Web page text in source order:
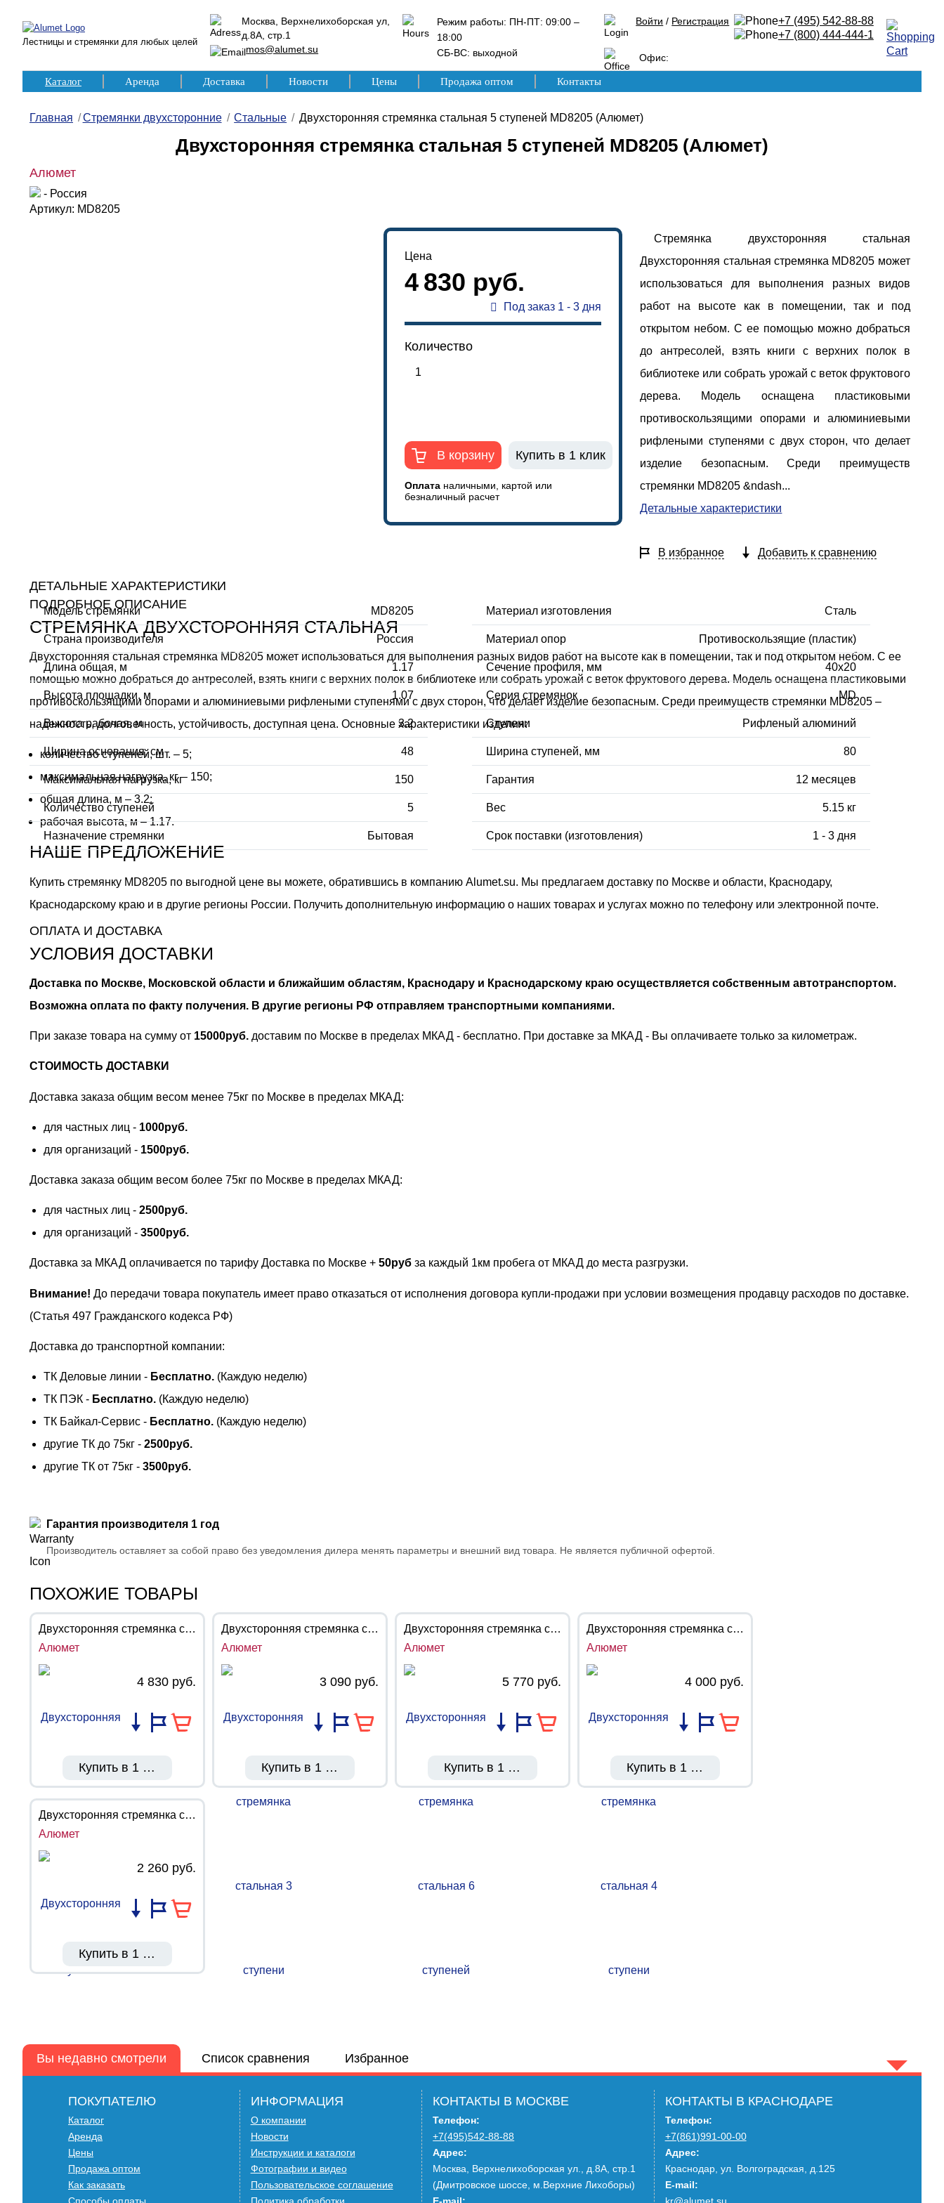
Лестницы и стремянки для любых целей
Москва, Верхнелихоборская ул,
д.8А, стр.1
mos@alumet.su
Режим работы: ПН-ПТ: 09:00 –
18:00
СБ-ВС: выходной
Войти / Регистрация
Офис:
+7 (495) 542-88-88
+7 (800) 444-444-1
Каталог Аренда Доставка Новости Цены Продажа оптом Контакты
Главная Стремянки двухсторонние Стальные Двухсторонняя стремянка стальная 5 ступеней MD8205 (Алюмет)
Двухсторонняя стремянка стальная 5 ступеней MD8205 (Алюмет)
Алюмет
- Россия
Артикул: MD8205
Цена
4 830 руб.
Под заказ 1 - 3 дня
Количество
В корзину Купить в 1 клик
Оплата наличными, картой или
безналичный расчет
Стремянка двухсторонняя стальная
Двухсторонняя стальная стремянка MD8205 может
использоваться для выполнения разных видов
работ на высоте как в помещении, так и под
открытом небом. С ее помощью можно добраться
до антресолей, взять книги с верхних полок в
библиотеке или собрать урожай с веток фруктового
дерева. Модель оснащена пластиковыми
противоскользящими опорами и алюминиевыми
рифлеными ступенями с двух сторон, что делает
изделие безопасным. Среди преимуществ
стремянки MD8205 &ndash...
Детальные характеристики
В избранное Добавить к сравнению
ДЕТАЛЬНЫЕ ХАРАКТЕРИСТИКИ
Модель стремянки MD8205
Страна производителя Россия
Длина общая, м 1.17
Высота площадки, м 1.07
Высота рабочая, м 3.2
Ширина основания, см 48
Максимальная нагрузка, кг 150
Количество ступеней 5
Назначение стремянки Бытовая
Материал изготовления Сталь
Материал опор Противоскользящие (пластик)
Сечение профиля, мм 40x20
Серия стремянок MD
Ступени Рифленый алюминий
Ширина ступеней, мм 80
Гарантия 12 месяцев
Вес 5.15 кг
Срок поставки (изготовления) 1 - 3 дня
ПОДРОБНОЕ ОПИСАНИЕ
СТРЕМЯНКА ДВУХСТОРОННЯЯ СТАЛЬНАЯ
Двухсторонняя стальная стремянка MD8205 может использоваться для выполнения разных видов работ на высоте как в помещении, так и под открытом небом. С ее
помощью можно добраться до антресолей, взять книги с верхних полок в библиотеке или собрать урожай с веток фруктового дерева. Модель оснащена пластиковыми
противоскользящими опорами и алюминиевыми рифлеными ступенями с двух сторон, что делает изделие безопасным. Среди преимуществ стремянки MD8205 –
надежность, долговечность, устойчивость, доступная цена. Основные характеристики изделия:
количество ступеней, шт. – 5;
максимальная нагрузка, кг – 150;
общая длина, м – 3.2;
рабочая высота, м – 1.17.
НАШЕ ПРЕДЛОЖЕНИЕ
Купить стремянку MD8205 по выгодной цене вы можете, обратившись в компанию Alumet.su. Мы предлагаем доставку по Москве и области, Краснодару,
Краснодарскому краю и в другие регионы России. Получить дополнительную информацию о наших товарах и услугах можно по телефону или электронной почте.
ОПЛАТА И ДОСТАВКА
УСЛОВИЯ ДОСТАВКИ
Доставка по Москве, Московской области и ближайшим областям, Краснодару и Краснодарскому краю осуществляется собственным автотранспортом.
Возможна оплата по факту получения. В другие регионы РФ отправляем транспортными компаниями.
При заказе товара на сумму от 15000руб. доставим по Москве в пределах МКАД - бесплатно. При доставке за МКАД - Вы оплачиваете только за километраж.
СТОИМОСТЬ ДОСТАВКИ
Доставка заказа общим весом менее 75кг по Москве в пределах МКАД:
для частных лиц - 1000руб.
для организаций - 1500руб.
Доставка заказа общим весом более 75кг по Москве в пределах МКАД:
для частных лиц - 2500руб.
для организаций - 3500руб.
Доставка за МКАД оплачивается по тарифу Доставка по Москве + 50руб за каждый 1км пробега от МКАД до места разгрузки.
Внимание! До передачи товара покупатель имеет право отказаться от исполнения договора купли-продажи при условии возмещения продавцу расходов по доставке.
(Статья 497 Гражданского кодекса РФ)
Доставка до транспортной компании:
ТК Деловые линии - Бесплатно. (Каждую неделю)
ТК ПЭК - Бесплатно. (Каждую неделю)
ТК Байкал-Сервис - Бесплатно. (Каждую неделю)
другие ТК до 75кг - 2500руб.
другие ТК от 75кг - 3500руб.
Гарантия производителя 1 год
Производитель оставляет за собой право без уведомления дилера менять параметры и внешний вид товара. Не является публичной офертой.
ПОХОЖИЕ ТОВАРЫ
Двухсторонняя стремянка стальная 5 ступеней MD8205 (Алюмет)
Алюмет
4 830 руб.
Купить в 1 клик
Двухсторонняя стремянка стальная 3 ступени MD8203 (Алюмет)
Алюмет
3 090 руб.
Купить в 1 клик
Двухсторонняя стремянка стальная 6 ступеней MD8206 (Алюмет)
Алюмет
5 770 руб.
Купить в 1 клик
Двухсторонняя стремянка стальная 4 ступени MD8204 (Алюмет)
Алюмет
4 000 руб.
Купить в 1 клик
Двухсторонняя стремянка стальная 2 ступени MD8202 (Алюмет)
Алюмет
2 260 руб.
Купить в 1 клик
Вы недавно смотрели Список сравнения Избранное
Двухсторонняя стремянка стальная 5 ступеней MD8205 (Алюмет)
Алюмет
ПОКУПАТЕЛЮ
Каталог
Аренда
Цены
Продажа оптом
Как заказать
ИНФОРМАЦИЯ
О компании
Новости
Инструкции и каталоги
Фотографии и видео
Пользовательское соглашение
КОНТАКТЫ В МОСКВЕ
Телефон:
+7(495)542-88-88
Адрес:
Москва, Верхнелихоборская ул., д.8А, стр.1
(Дмитровское шоссе, м.Верхние Лихоборы)
КОНТАКТЫ В КРАСНОДАРЕ
Телефон:
+7(861)991-00-00
Адрес:
Краснодар, ул. Волгоградская, д.125
E-mail: